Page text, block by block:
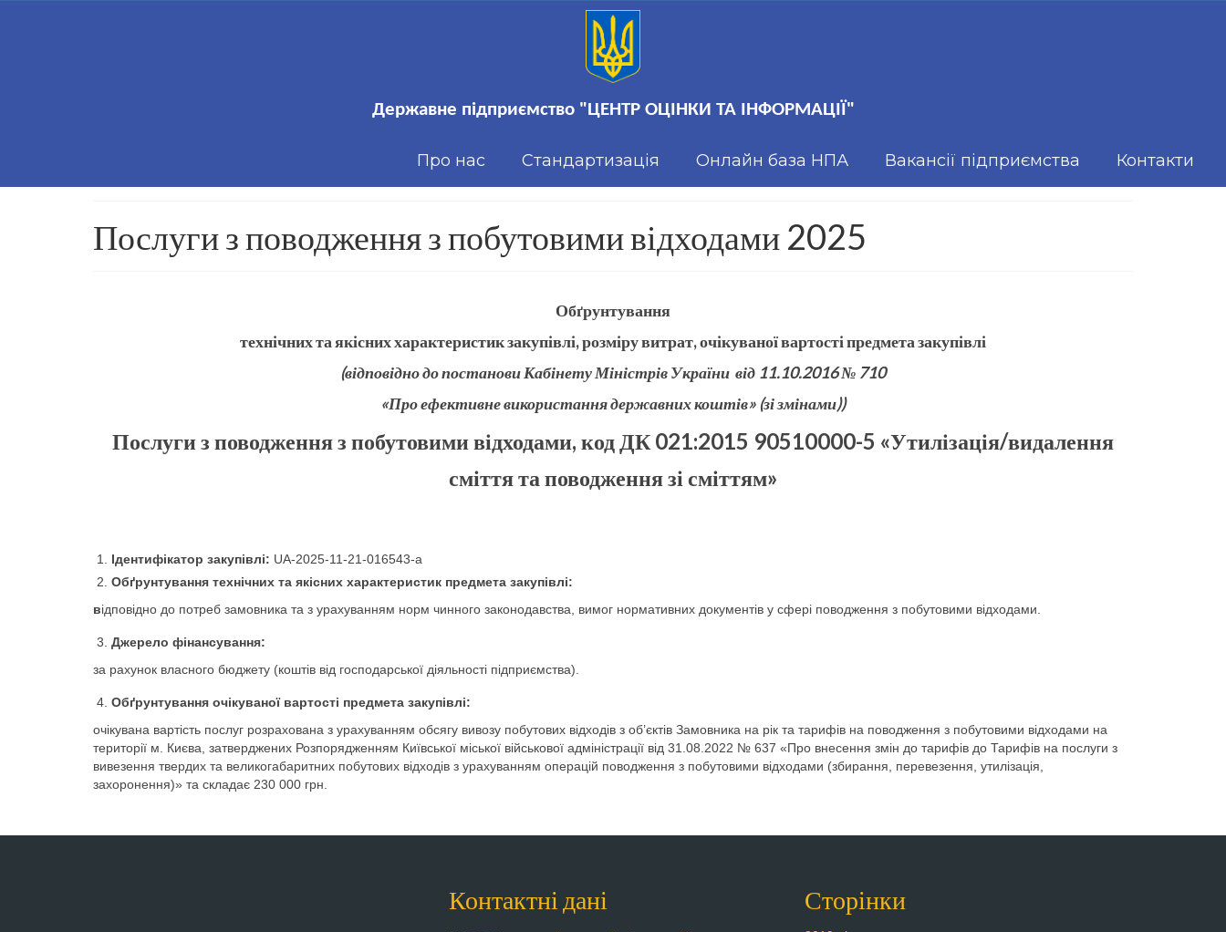
Державне підприємство "ЦЕНТР ОЦІНКИ ТА ІНФОРМАЦІЇ"
Про нас Стандартизація Онлайн база НПА Вакансії підприємства Контакти
Послуги з поводження з побутовими відходами 2025
Обґрунтування
технічних та якісних характеристик закупівлі, розмірувитрат, очікуваної вартості предмета закупівлі
(відповідно до постанови Кабінету Міністрів України від 11.10.2016 № 710
«Про ефективне використання державних коштів» (зі змінами))
Послуги з поводження з побутовими відходами, код ДК 021:2015 90510000-5 «Утилізація/видалення
сміття та поводження зі сміттям»
Ідентифікатор закупівлі: UA-2025-11-21-016543-a
Обґрунтування технічних та якісних характеристик предмета закупівлі:
відповідно до потреб замовника та з урахуванням норм чинного законодавства, вимог нормативних документів у сфері поводження з побутовими відходами.
Джерело фінансування:
за рахунок власного бюджету (коштів від господарської діяльності підприємства).
Обґрунтування очікуваної вартості предмета закупівлі:
очікувана вартість послуг розрахована з урахуванням обсягу вивозу побутових відходів з об’єктів Замовника на рік та тарифів на поводження з побутовими відходами на
території м. Києва, затверджених Розпорядженням Київської міської військової адміністрації від 31.08.2022 № 637 «Про внесення змін до тарифів до Тарифів на послуги з
вивезення твердих та великогабаритних побутових відходів з урахуванням операцій поводження з побутовими відходами (збирання, перевезення, утилізація,
захоронення)» та складає 230 000 грн.
Контактні дані Сторінки